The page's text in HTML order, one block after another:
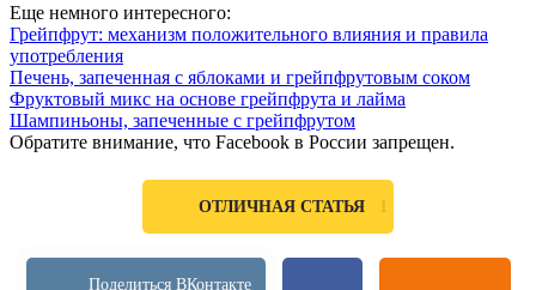
Еще немного интересного:
Грейпфрут: механизм положительного влияния и правила
употребления
Печень, запеченная с яблоками и грейпфрутовым соком
Фруктовый микс на основе грейпфрута и лайма
Шампиньоны, запеченные с грейпфрутом
Обратите внимание, что Facebook в России запрещен.
ОТЛИЧНАЯ СТАТЬЯ